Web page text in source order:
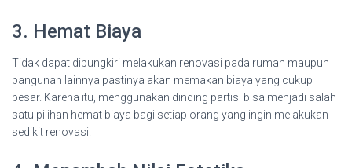
3. Hemat Biaya
Tidak dapat dipungkiri melakukan renovasi pada rumah maupun
bangunan lainnya pastinya akan memakan biaya yang cukup
besar. Karena itu, menggunakan dinding partisi bisa menjadi salah
satu pilihan hemat biaya bagi setiap orang yang ingin melakukan
sedikit renovasi.